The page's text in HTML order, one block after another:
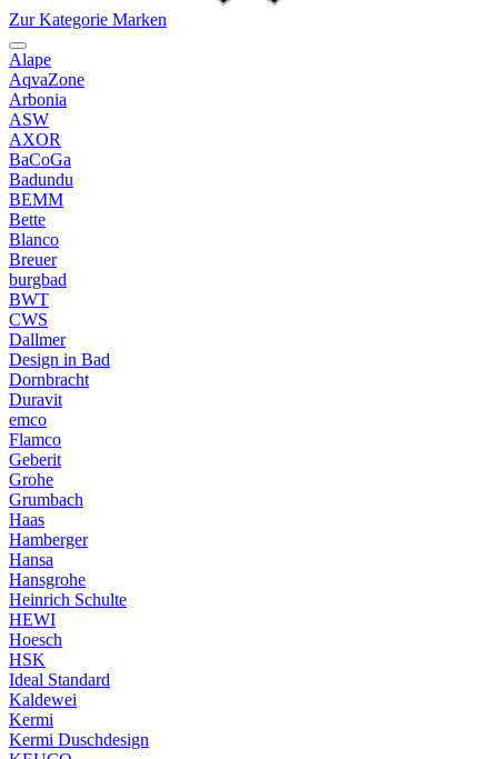
Zur Kategorie Marken
Alape
AqvaZone
Arbonia
ASW
AXOR
BaCoGa
Badundu
BEMM
Bette
Blanco
Breuer
burgbad
BWT
CWS
Dallmer
Design in Bad
Dornbracht
Duravit
emco
Flamco
Geberit
Grohe
Grumbach
Haas
Hamberger
Hansa
Hansgrohe
Heinrich Schulte
HEWI
Hoesch
HSK
Ideal Standard
Kaldewei
Kermi
Kermi Duschdesign